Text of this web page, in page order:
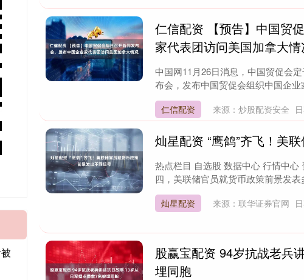
仁信配资 【预告】中国贸
家代表团访问美国加拿大
中国网11月26日消息，中国贸促会
布会，发布中国贸促会组织中国企
仁信配资 来源：炒股配资安全
灿星配资 “鹰鸽”齐飞！美
热点栏目 自选股 数据中心 行情中
四，美联储官员就货币政策前景发
灿星配资 来源：联华证券官网
股赢宝配资 94岁抗战老兵
埋同胞